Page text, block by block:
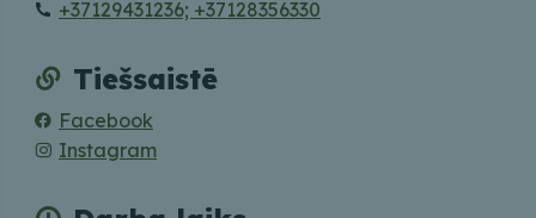
+37129431236; +37128356330
Tiešsaistē
Facebook
Instagram